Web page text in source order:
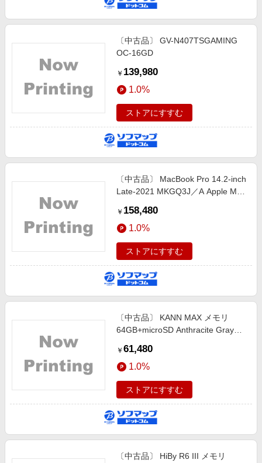
〔中古品〕 GV-N407TSGAMING
OC-16GD
￥ 139,980
1.0%
ストアにすすむ
〔中古品〕 MacBook Pro 14.2-inch
Late-2021 MKGQ3J／A Apple M1
SSD1TB スペースグレイ 〔26.3
Tahoe〕
￥ 158,480
1.0%
ストアにすすむ
〔中古品〕 KANN MAX メモリ
64GB+microSD Anthracite Gray
￥ 61,480
1.0%
ストアにすすむ
〔中古品〕 HiBy R6 III メモリ